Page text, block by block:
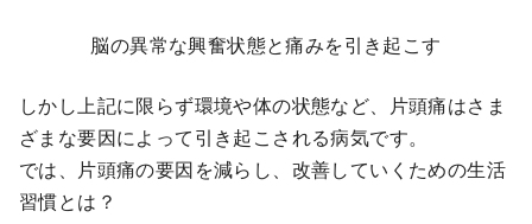
脳の異常な興奮状態と痛みを引き起こす
しかし上記に限らず環境や体の状態など、片頭痛はさま
ざまな要因によって引き起こされる病気です。
では、片頭痛の要因を減らし、改善していくための生活
習慣とは？